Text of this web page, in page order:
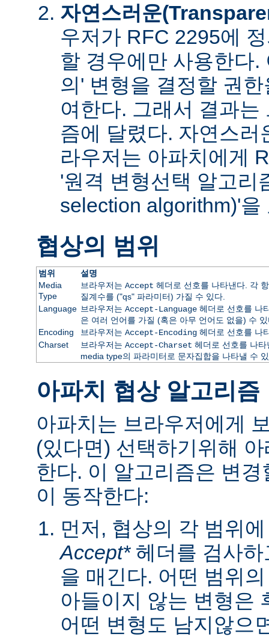
자연스러운
우저가 RFC 2295에
할 경우에만 사용한다.
의' 변형을 결정할 권
여한다. 그래서 결과
즘에 달렸다. 자연스러
라우저는 아파치에게
'원격 변형선택 알고리
selection algorithm)'을
협상의 범위
범위
설명
Media
Type
브라우저는 Accept 헤더로 선호를 나타낸다. 각
질계수를 ("qs" 파라미터) 가질 수 있다.
Language 브라우저는 Accept-Language헤더로 선호를 나
은 여러 언어를 가질 (혹은 아무 언어도 없을) 수
Encoding
브라우저는 Accept-Encoding헤더로 선호를 나
Charset
브라우저는 Accept-Charset 헤더로 선호를 나
media type의 파라미터로 문자집합을 나타낼 수
아파치 협상 알고리즘
아파치는 브라우저에게
(있다면) 선택하기위해
한다. 이 알고리즘은 변
이 동작한다:
먼저, 협상의 각 범위
Accept*헤더를 검사하
을 매긴다. 어떤 범위
아들이지 않는 변형은
어떤 변형도 남지않으